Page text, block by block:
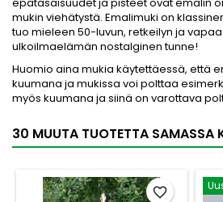
epätasaisuudet ja pisteet ovat emalin
mukin viehätystä. Emalimuki on
tuo mieleen 50-luvun, retkeilyn ja
ulkoilmaelämän nostalginen tunne!
Huomio aina mukia käytettäessä, että
kuumana ja mukissa voi polttaa
myös kuumana ja siinä on varottava
30 MUUTA TUOTETTA SAMASSA
favorite_border